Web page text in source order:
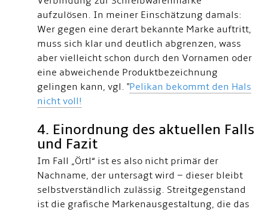
aufzulösen. In meiner Einschätzung damals:
Wer gegen eine derart bekannte Marke auftritt,
muss sich klar und deutlich abgrenzen, wass
aber vielleicht schon durch den Vornamen oder
eine abweichende Produktbezeichnung
gelingen kann, vgl. "Pelikan bekommt den Hals
nicht voll!
4. Einordnung des aktuellen Falls
und Fazit
Im Fall „Örtl“ ist es also nicht primär der
Nachname, der untersagt wird – dieser bleibt
selbstverständlich zulässig. Streitgegenstand
ist die grafische Marken­ausgestaltung, die das